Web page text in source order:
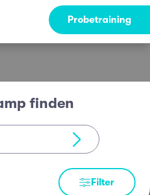
Probetraining
finden
Filter